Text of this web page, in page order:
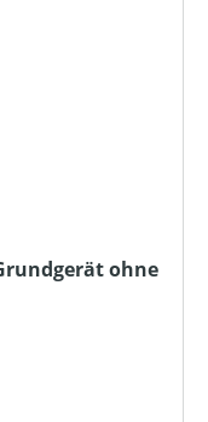
ohne